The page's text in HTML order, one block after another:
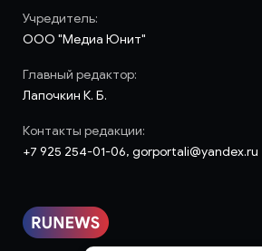
Учредитель:
ООО "Медиа Юнит"
Главный редактор:
Лапочкин К. Б.
Контакты редакции:
+7 925 254-01-06, gorportali@yandex.ru